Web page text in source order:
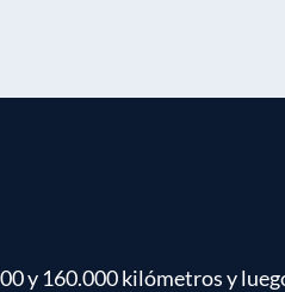
160.000 kilómetros y